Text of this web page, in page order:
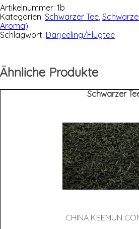
STEINTHAL
Classic
Menge
Artikelnummer: 1b
Kategorien: Schwarzer Tee
Aroma)
Schlagwort: Darjeeling/Flugtee
Ähnliche Produkte
Schwarzer
CHI­NA KEE­MUN